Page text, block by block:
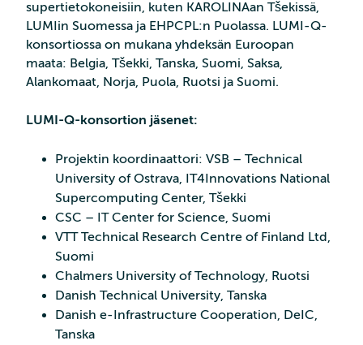
supertietokoneisiin, kuten KAROLINAan Tšekissä,
LUMIin Suomessa ja EHPCPL:n Puolassa. LUMI-Q-
konsortiossa on mukana yhdeksän Euroopan
maata: Belgia, Tšekki, Tanska, Suomi, Saksa,
Alankomaat, Norja, Puola, Ruotsi ja Suomi.
LUMI-Q-konsortion jäsenet:
Projektin koordinaattori: VSB – Technical
University of Ostrava, IT4Innovations National
Supercomputing Center, Tšekki
CSC – IT Center for Science, Suomi
VTT Technical Research Centre of Finland Ltd,
Suomi
Chalmers University of Technology, Ruotsi
Danish Technical University, Tanska
Danish e-Infrastructure Cooperation, DeIC,
Tanska